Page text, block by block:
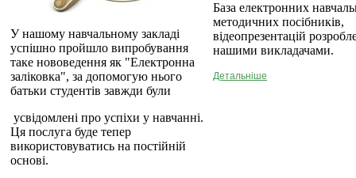
У нашому навчальному закладі
успішно пройшло випробування
таке нововедення як "Електронна
заліковка", за допомогую нього
батьки студентів завжди були
усвідомлені про успіхи у навчанні.
Ця послуга буде тепер
використовуватись на постійній
основі.
База електронних
методичних посібників,
відеопрезентацій
нашими викладачами.
Детальніше